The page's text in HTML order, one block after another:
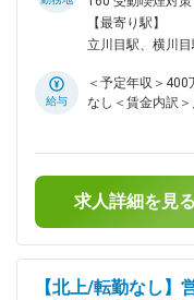
害時に役立つ「
ン」を備えた建
を“技術”で支える仕事です。 ■具体
EARTH CUBEの
機の製作、評価
置・設定・動作
成、社内教育支援 ■この仕事の魅力 - 最先端技術に携われる：
CEATEC
的な技術に関われ
な資格取得を会
ンジできます ■組織構成： 防災事業部には10名程が在籍して
おり、「Whole
守、WOTA社の
業所
【最寄り駅】
立川目駅、横川
給与
＜予定年収＞
なし＜賃金内訳
までも目安の金
ます。月給(月額)
求人詳細を見る
【北上/転勤なし